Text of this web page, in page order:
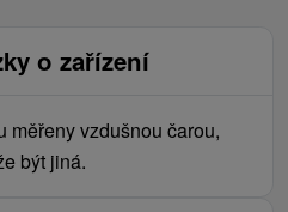
o zařízení
měřeny vzdušnou čarou,
být jiná.